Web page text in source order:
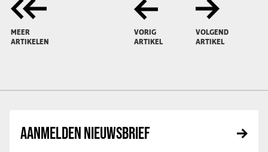
MEER
ARTIKELEN
VORIG
ARTIKEL
VOLGEND
ARTIKEL
AANMELDEN NIEUWSBRIEF